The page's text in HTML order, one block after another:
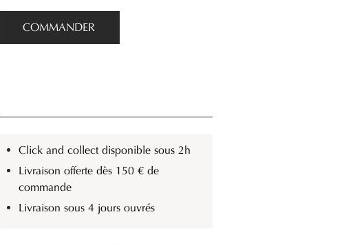
COMMANDER
Click and collect disponible sous 2h
Livraison offerte dès 150 € de
commande
Livraison sous 4 jours ouvrés